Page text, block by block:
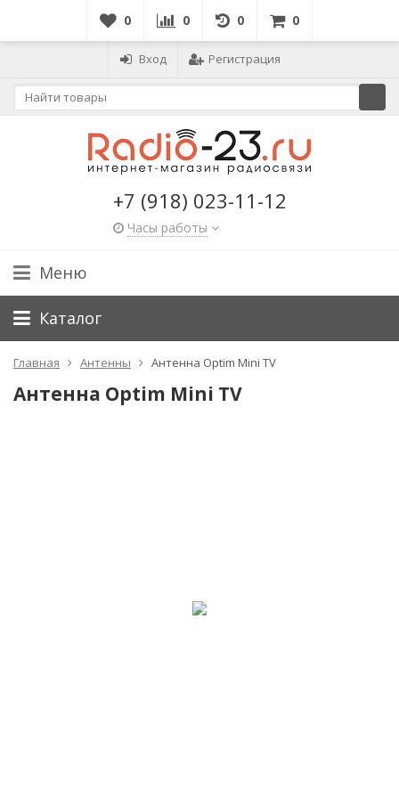
0 0 0 0
Вход Регистрация
+7 (918) 023-11-12
Часы работы
Меню
Каталог
Главная Антенны Антенна Optim Mini TV
Антенна Optim Mini TV